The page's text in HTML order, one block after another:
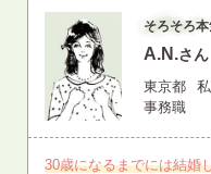
そろそろ
A.N.さん
東京都
事務職
30歳になるまでには結婚